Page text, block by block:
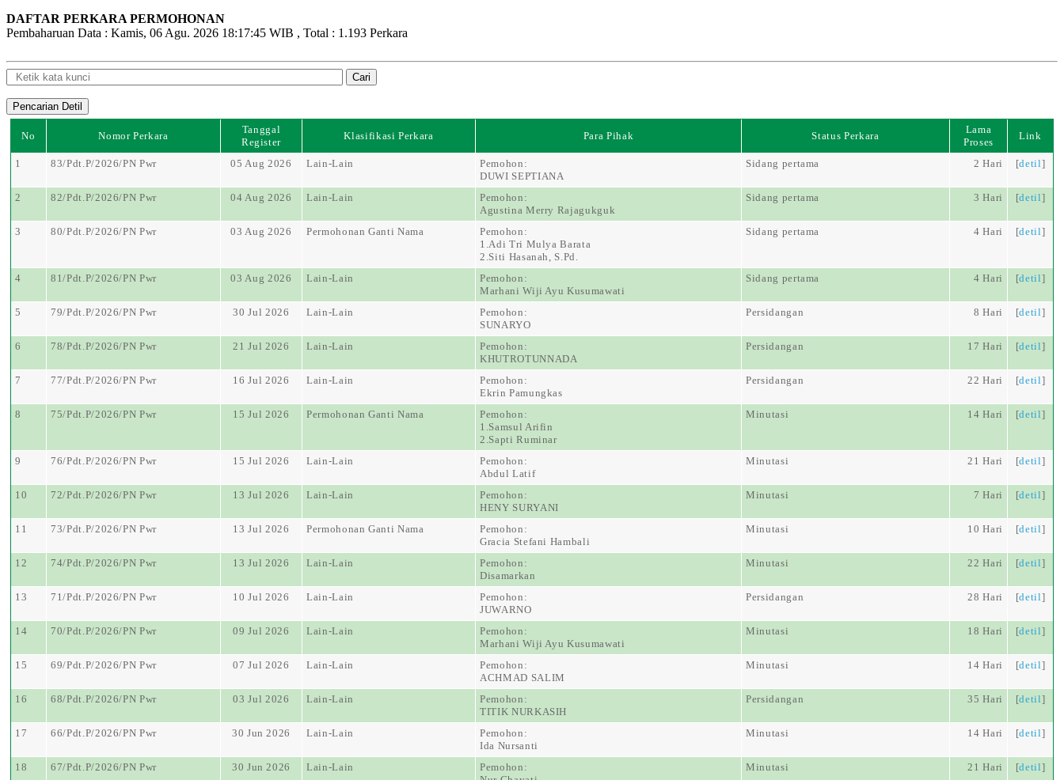
DAFTAR PERKARA PERMOHONAN
Pembaharuan Data : Kamis, 06 Agu. 2026 18:17:45 WIB , Total : 1.193 Perkara
No Nomor Perkara
Tanggal
Register
Klasifikasi Perkara Para Pihak Status Perkara
Lama
Proses
Link
1 83/Pdt.P/2026/PN Pwr 05 Aug 2026 Lain-Lain
Pemohon:
DUWI SEPTIANA
Sidang pertama 2 Hari [detil]
2 82/Pdt.P/2026/PN Pwr 04 Aug 2026 Lain-Lain
Pemohon:
Agustina Merry Rajagukguk
Sidang pertama 3 Hari [detil]
3 80/Pdt.P/2026/PN Pwr 03 Aug 2026 Permohonan Ganti Nama
Pemohon:
1.Adi Tri Mulya Barata
2.Siti Hasanah, S.Pd.
Sidang pertama 4 Hari [detil]
4 81/Pdt.P/2026/PN Pwr 03 Aug 2026 Lain-Lain
Pemohon:
Marhani Wiji Ayu Kusumawati
Sidang pertama 4 Hari [detil]
5 79/Pdt.P/2026/PN Pwr 30 Jul 2026 Lain-Lain
Pemohon:
SUNARYO
Persidangan 8 Hari [detil]
6 78/Pdt.P/2026/PN Pwr 21 Jul 2026 Lain-Lain
Pemohon:
KHUTROTUNNADA
Persidangan 17 Hari [detil]
7 77/Pdt.P/2026/PN Pwr 16 Jul 2026 Lain-Lain
Pemohon:
Ekrin Pamungkas
Persidangan 22 Hari [detil]
8 75/Pdt.P/2026/PN Pwr 15 Jul 2026 Permohonan Ganti Nama
Pemohon:
1.Samsul Arifin
2.Sapti Ruminar
Minutasi 14 Hari [detil]
9 76/Pdt.P/2026/PN Pwr 15 Jul 2026 Lain-Lain
Pemohon:
Abdul Latif
Minutasi 21 Hari [detil]
10 72/Pdt.P/2026/PN Pwr 13 Jul 2026 Lain-Lain
Pemohon:
HENY SURYANI
Minutasi 7 Hari [detil]
11 73/Pdt.P/2026/PN Pwr 13 Jul 2026 Permohonan Ganti Nama
Pemohon:
Gracia Stefani Hambali
Minutasi 10 Hari [detil]
12 74/Pdt.P/2026/PN Pwr 13 Jul 2026 Lain-Lain
Pemohon:
Disamarkan
Minutasi 22 Hari [detil]
13 71/Pdt.P/2026/PN Pwr 10 Jul 2026 Lain-Lain
Pemohon:
JUWARNO
Persidangan 28 Hari [detil]
14 70/Pdt.P/2026/PN Pwr 09 Jul 2026 Lain-Lain
Pemohon:
Marhani Wiji Ayu Kusumawati
Minutasi 18 Hari [detil]
15 69/Pdt.P/2026/PN Pwr 07 Jul 2026 Lain-Lain
Pemohon:
ACHMAD SALIM
Minutasi 14 Hari [detil]
16 68/Pdt.P/2026/PN Pwr 03 Jul 2026 Lain-Lain
Pemohon:
TITIK NURKASIH
Persidangan 35 Hari [detil]
17 66/Pdt.P/2026/PN Pwr 30 Jun 2026 Lain-Lain
Pemohon:
Ida Nursanti
Minutasi 14 Hari [detil]
18 67/Pdt.P/2026/PN Pwr 30 Jun 2026 Lain-Lain
Pemohon:
Minutasi 21 Hari [detil]